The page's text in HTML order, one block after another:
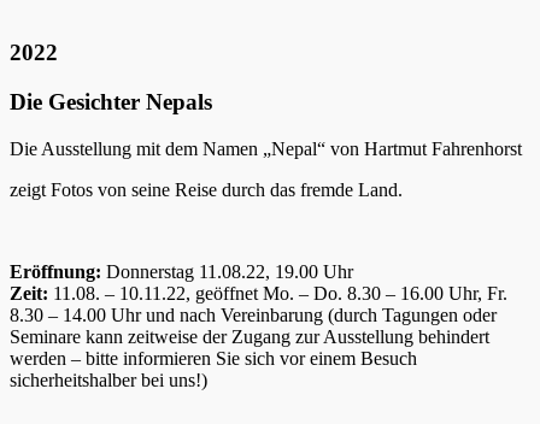
2022
Die Gesichter Nepals
Die Ausstellung mit dem Namen „Nepal“ von Hartmut Fahrenhorst
zeigt Fotos von seine Reise durch das fremde Land.
Eröffnung: Donnerstag 11.08.22, 19.00 Uhr
Zeit: 11.08. – 10.11.22, geöffnet Mo. – Do. 8.30 – 16.00 Uhr, Fr.
8.30 – 14.00 Uhr und nach Vereinbarung (durch Tagungen oder
Seminare kann zeitweise der Zugang zur Ausstellung behindert
werden – bitte informieren Sie sich vor einem Besuch
sicherheitshalber bei uns!)